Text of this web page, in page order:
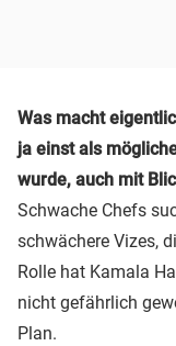
Was macht
ja einst als
wurde, auch mit
Schwache Chefs
schwächere Vizes,
Rolle hat Kamala
nicht gefährlich
Plan.